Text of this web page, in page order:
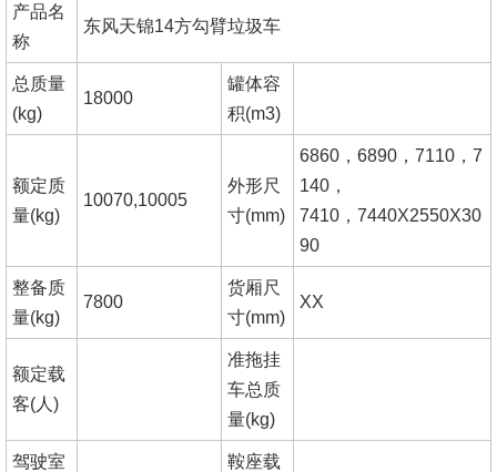
产品名
称
东风天锦14方勾臂垃圾车
总质量
(kg)
18000
罐体容
积(m3)
额定质
量(kg)
10070,10005
外形尺
寸(mm)
6860，6890，7110，7
140，
7410，7440X2550X30
90
整备质
量(kg)
7800
货厢尺
寸(mm)
XX
额定载
客(人)
准拖挂
车总质
量(kg)
驾驶室
鞍座载